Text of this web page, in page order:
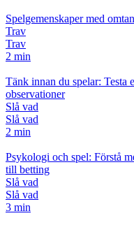
Spelgemenskaper med
Trav
Trav
2 min
Tänk innan du spelar: Testa
observationer
Slå vad
Slå vad
2 min
Psykologi och spel: Förstå
till betting
Slå vad
Slå vad
3 min